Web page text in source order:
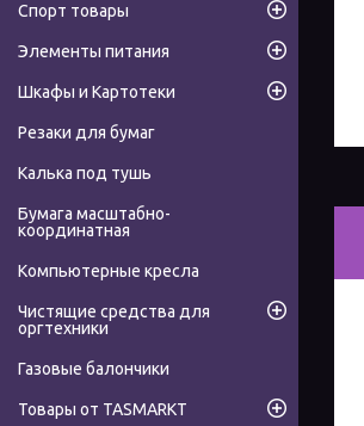
Спорт товары
Элементы питания
Шкафы и Картотеки
Резаки для бумаг
Калька под тушь
Бумага масштабно-
координатная
Компьютерные кресла
Чистящие средства для
оргтехники
Газовые балончики
Товары от TASMARKT